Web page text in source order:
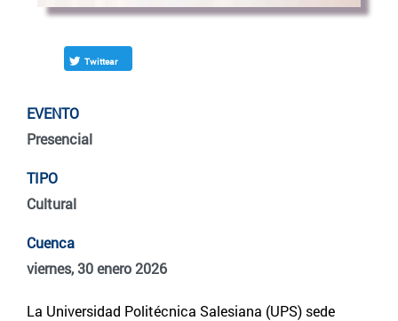
Twittear
EVENTO
Presencial
TIPO
Cultural
Cuenca
viernes, 30 enero 2026
La Universidad Politécnica Salesiana (UPS) sede